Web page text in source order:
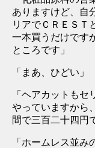
ありますけど、自
リアでＣＲＥＳＴ
一本買うだけです
ところです」
「まあ、ひどい」
「ヘアカットも
やっていますから
間で三百二十四円
「ホームレス並